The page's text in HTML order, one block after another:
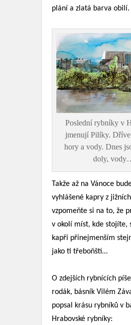
plání a zlatá barva obilí.
Poslední rybníky v
jmenují Pilíky.
hory a vody. Dnes
doly,
Takže až na Vánoce
vyhlášené kapry z
vzpomeňte si na to, že
v okolí míst, kde stojíte,
kapři přinejmenším
jako ti třeboňští…
O zdejších rybnících
rodák, básník Vilém
popsal krásu rybníků v
Hrabovské rybníky: